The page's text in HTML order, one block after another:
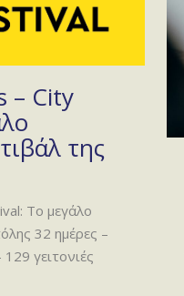
– City
της
Το μεγάλο
32 ημέρες –
γειτονιές